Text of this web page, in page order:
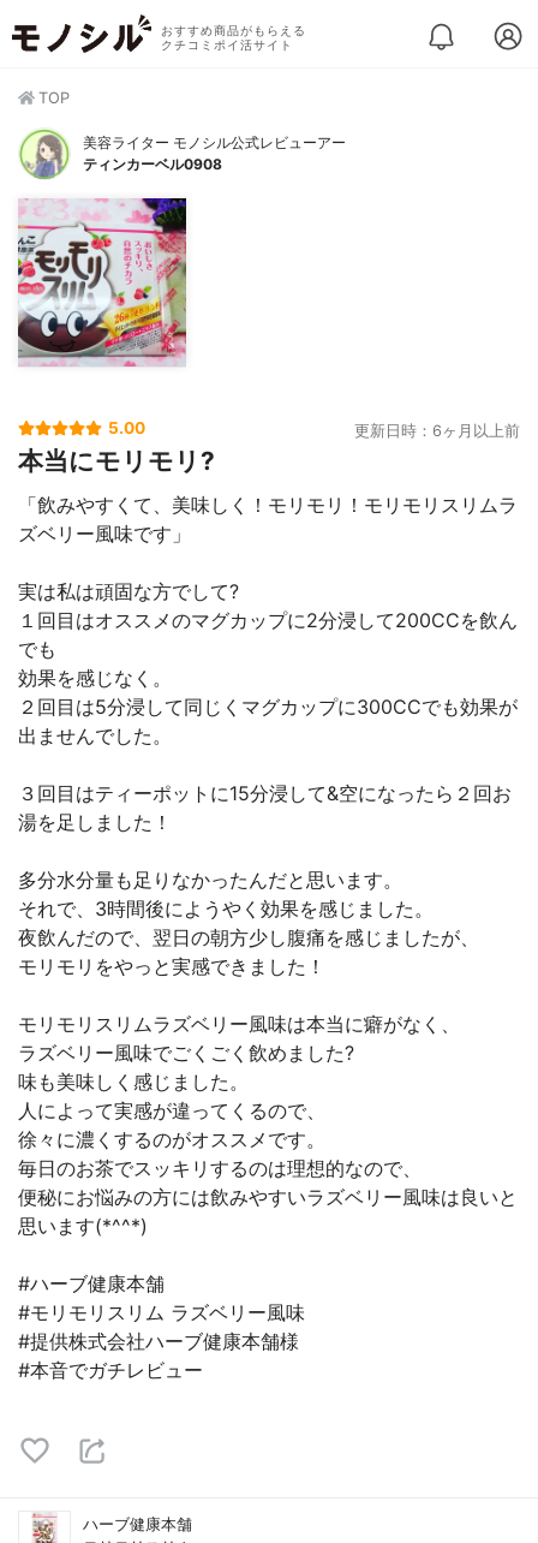
おすすめ商品がもらえる
クチコミポイ活サイト
TOP
美容ライター モノシル公式レビューアー
ティンカーベル0908
5.00 更新日時：6ヶ月以上前
本当にモリモリ?
「飲みやすくて、美味しく！モリモリ！モリモリスリムラ
ズベリー風味です」
実は私は頑固な方でして?
１回目はオススメのマグカップに2分浸して200CCを飲ん
でも
効果を感じなく。
２回目は5分浸して同じくマグカップに300CCでも効果が
出ませんでした。
３回目はティーポットに15分浸して&空になったら２回お
湯を足しました！
多分水分量も足りなかったんだと思います。
それで、3時間後にようやく効果を感じました。
夜飲んだので、翌日の朝方少し腹痛を感じましたが、
モリモリをやっと実感できました！
モリモリスリムラズベリー風味は本当に癖がなく、
ラズベリー風味でごくごく飲めました?
味も美味しく感じました。
人によって実感が違ってくるので、
徐々に濃くするのがオススメです。
毎日のお茶でスッキリするのは理想的なので、
便秘にお悩みの方には飲みやすいラズベリー風味は良いと
思います(*^^*)
#ハーブ健康本舗
#モリモリスリム ラズベリー風味
#提供株式会社ハーブ健康本舗様
#本音でガチレビュー
ハーブ健康本舗